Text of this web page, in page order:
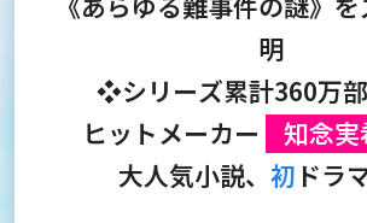
明
❖シリーズ累計360万
ヒットメーカー
知念実
大人気小説、 初 ドラ